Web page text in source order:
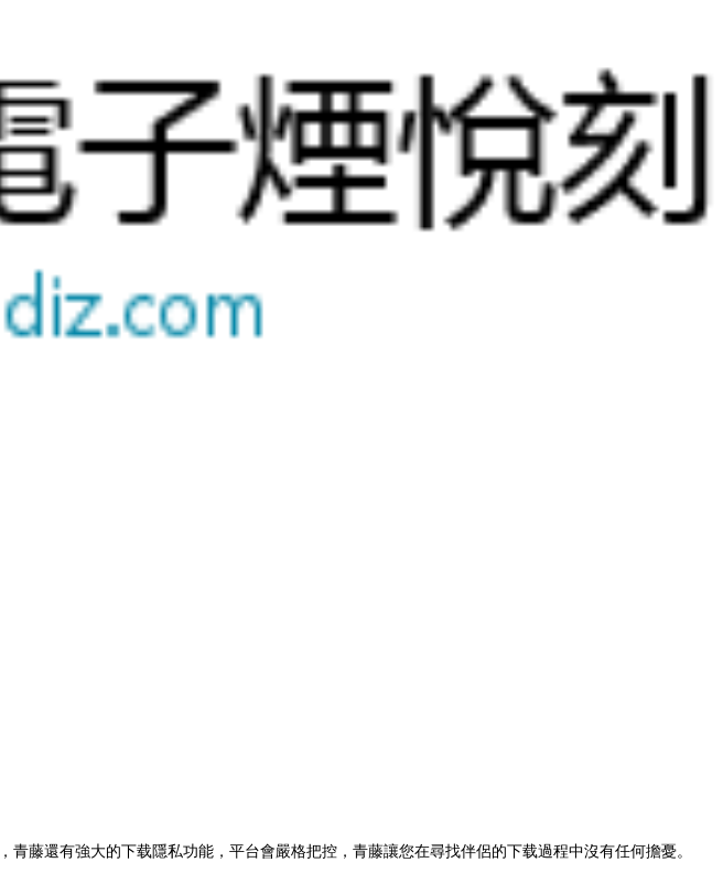
青藤還有強大的下载隱私功能，平台會嚴格把控，青藤讓您在尋找伴侶的下载過程中沒有任何擔憂。